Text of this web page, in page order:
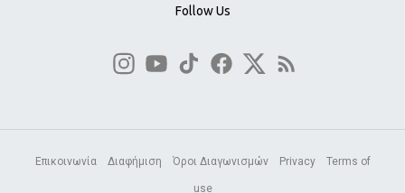
Follow Us
Επικοινωνία Διαφήμιση Όροι Διαγωνισμών Privacy Terms of
use